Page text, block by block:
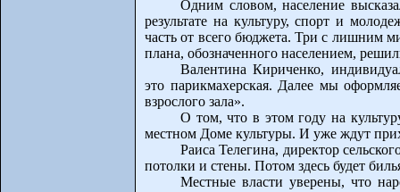
Одним словом, население
результате на культуру, спорт и
часть от всего бюджета. Три с лишним
плана, обозначенного населением,
Валентина Кириченко,
это парикмахерская. Далее мы
взрослого зала».
О том, что в этом году на
местном Доме культуры. И уже ждут
Раиса Телегина, директор
потолки и стены. Потом здесь будет
Местные власти уверены, что